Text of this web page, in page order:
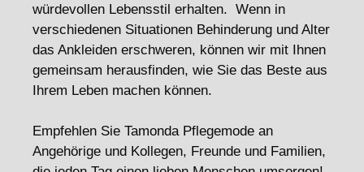
würdevollen Lebensstil erhalten. Wenn in
verschiedenen Situationen Behinderung und Alter
das Ankleiden erschweren, können wir mit Ihnen
gemeinsam herausfinden, wie Sie das Beste aus
Ihrem Leben machen können.
Empfehlen Sie Tamonda Pflegemode an
Angehörige und Kollegen, Freunde und Familien,